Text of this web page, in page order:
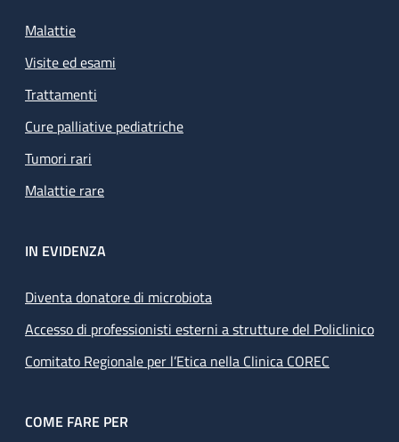
Malattie
Visite ed esami
Trattamenti
Cure palliative pediatriche
Tumori rari
Malattie rare
IN EVIDENZA
Diventa donatore di microbiota
Accesso di professionisti esterni a strutture del Policlinico
Comitato Regionale per l’Etica nella Clinica COREC
COME FARE PER